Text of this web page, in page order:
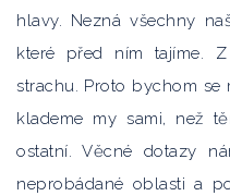
hlavy. Nezná všechny
které před ním tajíme.
strachu. Proto bychom se
klademe my sami, než
ostatní. Věcné dotazy
neprobádané oblasti a